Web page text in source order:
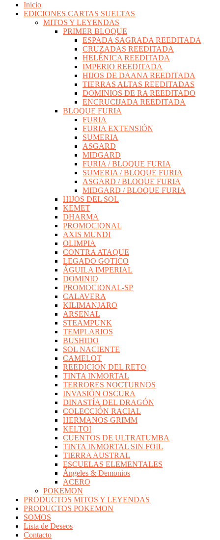
Inicio
EDICIONES CARTAS SUELTAS
MITOS Y LEYENDAS
PRIMER BLOQUE
ESPADA SAGRADA REEDITADA
CRUZADAS REEDITADA
HELÉNICA REEDITADA
IMPERIO REEDITADA
HIJOS DE DAANA REEDITADA
TIERRAS ALTAS REEDITADAS
DOMINIOS DE RA REEDITADO
ENCRUCIJADA REEDITADA
BLOQUE FURIA
FURIA
FURIA EXTENSIÓN
SUMERIA
ASGARD
MIDGARD
FURIA / BLOQUE FURIA
SUMERIA / BLOQUE FURIA
ASGARD / BLOQUE FURIA
MIDGARD / BLOQUE FURIA
HIJOS DEL SOL
KEMET
DHARMA
PROMOCIONAL
AXIS MUNDI
OLIMPIA
CONTRA ATAQUE
LEGADO GOTICO
ÁGUILA IMPERIAL
DOMINIO
PROMOCIONAL-SP
CALAVERA
KILIMANJARO
ARSENAL
STEAMPUNK
TEMPLARIOS
BUSHIDO
SOL NACIENTE
CAMELOT
REEDICION DEL RETO
TINTA INMORTAL
TERRORES NOCTURNOS
INVASIÓN OSCURA
DINASTÍA DEL DRAGÓN
COLECCIÓN RACIAL
HERMANOS GRIMM
KELTOI
CUENTOS DE ULTRATUMBA
TINTA INMORTAL SIN FOIL
TIERRA AUSTRAL
ESCUELAS ELEMENTALES
Ángeles & Demonios
ACERO
POKEMON
PRODUCTOS MITOS Y LEYENDAS
PRODUCTOS POKEMON
SOMOS
Lista de Deseos
Contacto